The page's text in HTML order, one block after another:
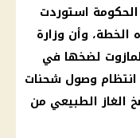
استوردت
وأن وزارة
طن من المازوت لضخها في
انتظام وصول شحنات
الغاز الطبيعي من